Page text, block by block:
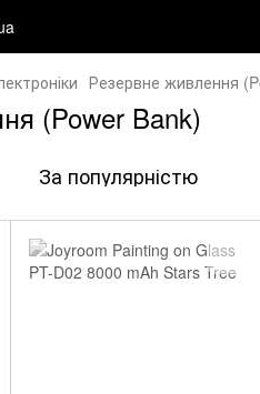
Резервне живлення
(Power Bank)
За популярністю